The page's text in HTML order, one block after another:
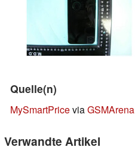
Quelle(n)
MySmartPriceviaGSMArena
Verwandte Artikel